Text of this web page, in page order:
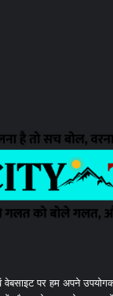
वेबसाइट पर हम अपने